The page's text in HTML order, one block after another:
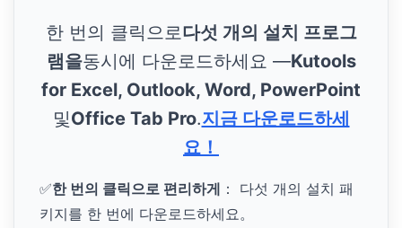
한 번의 클릭으로다섯 개의 설치 프로그
램을동시에 다운로드하세요 —Kutools
for Excel, Outlook, Word, PowerPoint
및Office Tab Pro.지금 다운로드하세
요！
✅한 번의 클릭으로 편리하게 ： 다섯 개의 설치 패
키지를 한 번에 다운로드하세요。